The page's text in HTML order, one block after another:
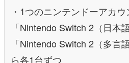
・1つのニンテンドーアカウ
「Nintendo Switch 2（日本
「Nintendo Switch 2（多言
ら各1台ずつ